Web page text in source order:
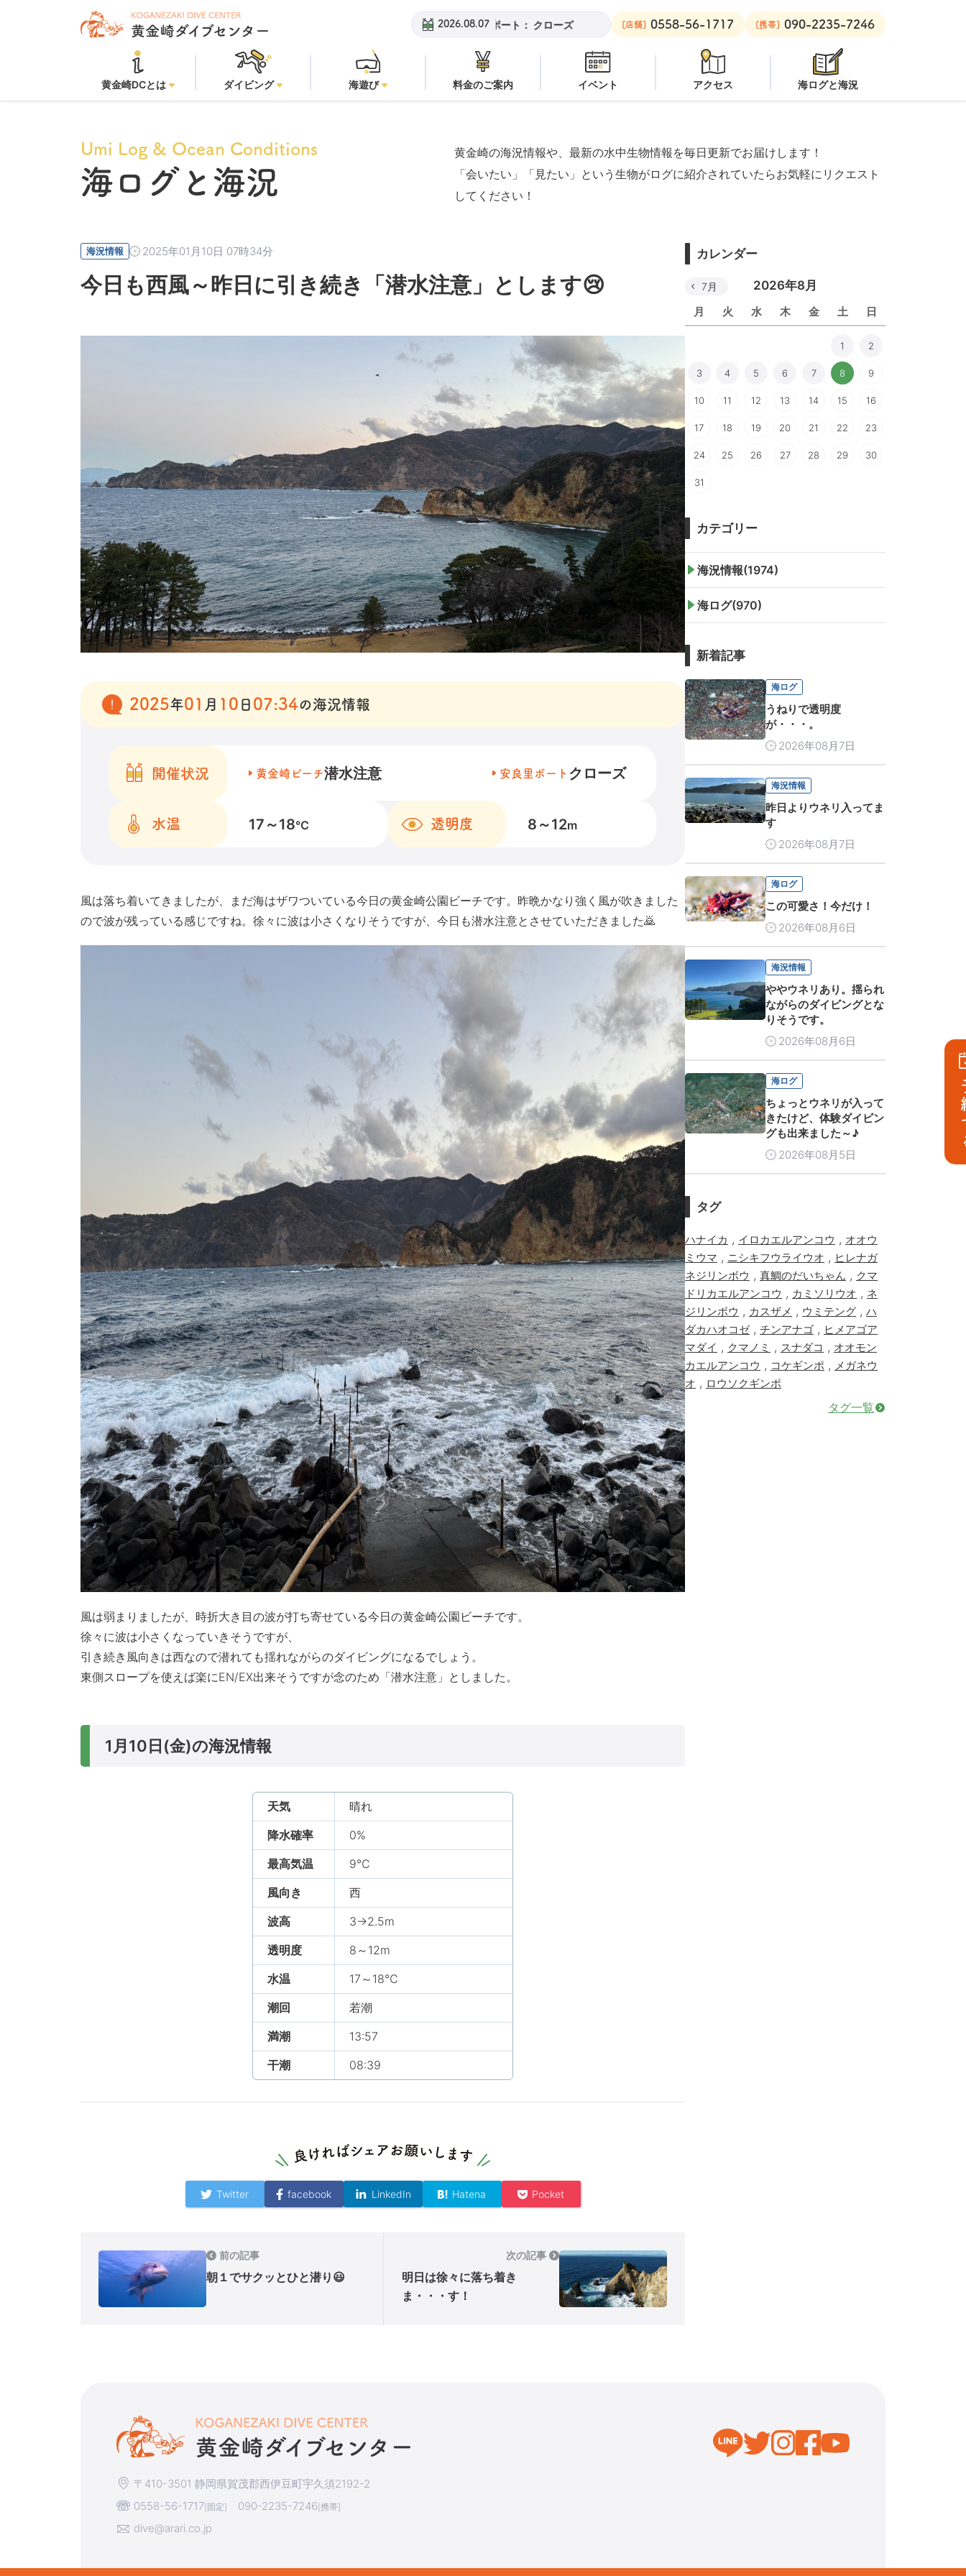
2026.08.07
安良里ボート： クローズ 黄金崎ビーチ：潜水注意 安良里ボート： クローズ
[店舗] 0558-56-1717 [携帯] 090-2235-7246
黄金崎DCとは ダイビング 海遊び 料金のご案内 イベント アクセス 海ログと海況
Umi Log & Ocean Conditions
海ログと海況
黄金崎の海況情報や、最新の水中生物情報を毎日更新でお届けします！
「会いたい」「見たい」という生物がログに紹介されていたらお気軽にリクエスト
してください！
海況情報 2025年01月10日 07時34分
今日も西風～昨日に引き続き「潜水注意」とします😢
2025年01 月 10 日 07:34の海況情報
開催状況 黄金崎ビーチ潜水注意 安良里ボート クローズ
水温 17～18℃ 透明度 8～12m
風は落ち着いてきましたが、まだ海はザワついている今日の黄金崎公園ビーチです。昨晩かなり強く風が吹きました
ので波が残っている感じですね。徐々に波は小さくなりそうですが、今日も潜水注意とさせていただきました🙇
風は弱まりましたが、時折大き目の波が打ち寄せている今日の黄金崎公園ビーチです。
徐々に波は小さくなっていきそうですが、
引き続き風向きは西なので潜れても揺れながらのダイビングになるでしょう。
東側スロープを使えば楽にEN/EX出来そうですが念のため「潜水注意」としました。
1月10日(金)の海況情報
天気
晴れ
降水確率
0%
最高気温
9℃
風向き
西
波高
3→2.5m
透明度
8～12m
水温
17～18℃
潮回
若潮
満潮
13:57
干潮
08:39
Twitter facebook LinkedIn Hatena Pocket
前の記事
朝１でサクッとひと潜り😃
次の記事
明日は徐々に落ち着き
ま・・・す！
カレンダー
2026年8月
月 火 水 木 金 土 日
7月
1 2
3 4 5 6 7 8 9
10 11 12 13 14 15 16
17 18 19 20 21 22 23
24 25 26 27 28 29 30
31
カテゴリー
海況情報(1974)
海ログ(970)
新着記事
海ログ
うねりで透明度
が・・・。
2026年08月7日
海況情報
昨日よりウネリ入ってま
す
2026年08月7日
海ログ
この可愛さ！今だけ！
2026年08月6日
海況情報
ややウネリあり。揺られ
ながらのダイビングとな
りそうです。
2026年08月6日
海ログ
ちょっとウネリが入って
きたけど、体験ダイビン
グも出来ました～♪
2026年08月5日
タグ
ハナイカ , イロカエルアンコウ , オオウ
ミウマ , ニシキフウライウオ , ヒレナガ
ネジリンボウ , 真鯛のだいちゃん , クマ
ドリカエルアンコウ , カミソリウオ , ネ
ジリンボウ , カスザメ , ウミテング , ハ
ダカハオコゼ, チンアナゴ , ヒメアゴア
マダイ , クマノミ , スナダコ , オオモン
カエルアンコウ , コケギンポ , メガネウ
オ , ロウソクギンポ
タグ一覧
〒410-3501 静岡県賀茂郡西伊豆町宇久須2192-2
0558-56-1717[固定] 090-2235-7246[携帯]
dive@arari.co.jp